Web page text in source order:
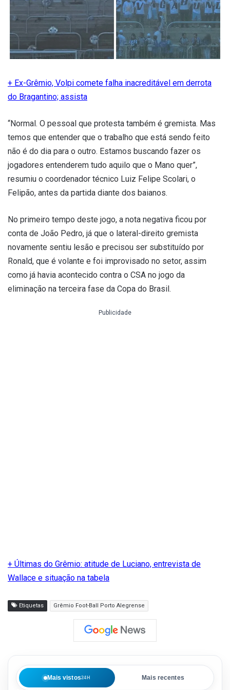
+ Ex-Grêmio, Volpi comete falha inacreditável em derrota
do Bragantino; assista
“Normal. O pessoal que protesta também é gremista. Mas
temos que entender que o trabalho que está sendo feito
não é do dia para o outro. Estamos buscando fazer os
jogadores entenderem tudo aquilo que o Mano quer”,
resumiu o coordenador técnico Luiz Felipe Scolari, o
Felipão, antes da partida diante dos baianos.
No primeiro tempo deste jogo, a nota negativa ficou por
conta de João Pedro, já que o lateral-direito gremista
novamente sentiu lesão e precisou ser substituído por
Ronald, que é volante e foi improvisado no setor, assim
como já havia acontecido contra o CSA no jogo da
eliminação na terceira fase da Copa do Brasil.
Publicidade
+ Últimas do Grêmio: atitude de Luciano, entrevista de
Wallace e situação na tabela
Etiquetas Grêmio Foot-Ball Porto Alegrense
Mais vistos24H Mais recentes